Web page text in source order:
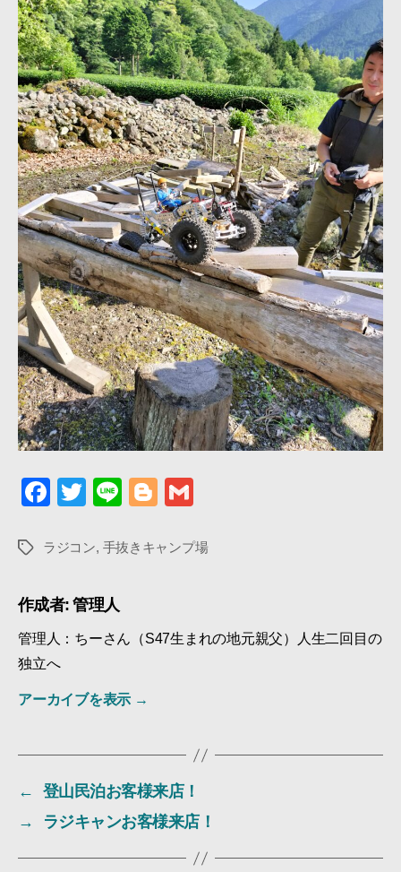
F
c
b
o
o
k
T
tt
Li
e
Bl
g
ail
タ
ラジコン, 手抜きキャンプ場
作成者: 管理人
管理人：ちーさん（S47生まれの地元親父）人生二回目の
独立へ
アーカイブを表示 →
←
登山民泊お客様来店！
→
ラジキャンお客様来店！